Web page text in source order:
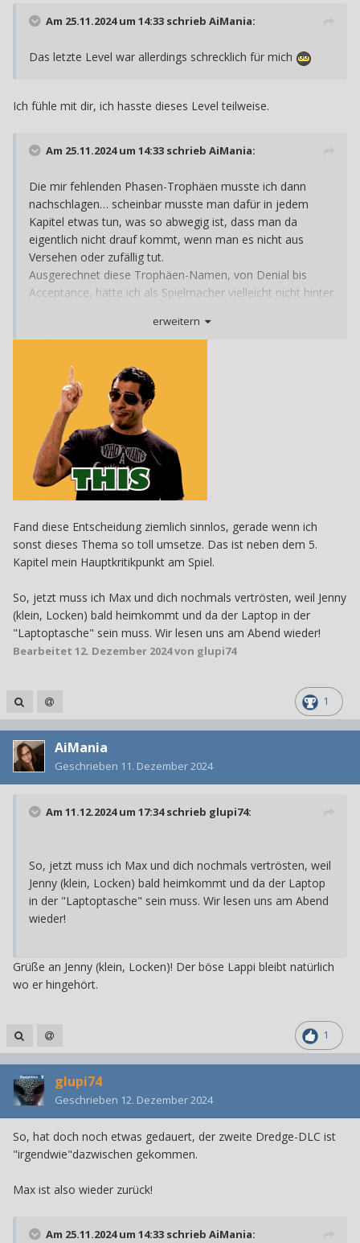
Am 25.11.2024 um 14:33 schrieb AiMania:
Das letzte Level war allerdings schrecklich für mich
Ich fühle mit dir, ich hasste dieses Level teilweise.
Am 25.11.2024 um 14:33 schrieb AiMania:
Die mir fehlenden Phasen-Trophäen musste ich dann
nachschlagen… scheinbar musste man dafür in jedem
Kapitel etwas tun, was so abwegig ist, dass man da
eigentlich nicht drauf kommt, wenn man es nicht aus
Versehen oder zufällig tut.
Ausgerechnet diese Trophäen-Namen, von Denial bis
Acceptance, hätte ich als Spielmacher vielleicht nicht hinter
Symbolische hinter der Trophäe dadurch im Spielverlauf
ging. Die hätte man vielleicht einfach als Kapitelabschluss
verwenden sollen, denke ich.
erweitern
Fand diese Entscheidung ziemlich sinnlos, gerade wenn ich
sonst dieses Thema so toll umsetze. Das ist neben dem 5.
Kapitel mein Hauptkritikpunkt am Spiel.
So, jetzt muss ich Max und dich nochmals vertrösten, weil Jenny
(klein, Locken) bald heimkommt und da der Laptop in der
"Laptoptasche" sein muss. Wir lesen uns am Abend wieder!
Bearbeitet 12. Dezember 2024von glupi74
1
AiMania
Geschrieben 11. Dezember 2024
Am 11.12.2024 um 17:34 schrieb glupi74:
So, jetzt muss ich Max und dich nochmals vertrösten, weil
Jenny (klein, Locken) bald heimkommt und da der Laptop
in der "Laptoptasche" sein muss. Wir lesen uns am Abend
wieder!
Grüße an Jenny (klein, Locken)! Der böse Lappi bleibt natürlich
wo er hingehört.
1
glupi74
Geschrieben 12. Dezember 2024
So, hat doch noch etwas gedauert, der zweite Dredge-DLC ist
"irgendwie"dazwischen gekommen.
Max ist also wieder zurück!
Am 25.11.2024 um 14:33 schrieb AiMania: